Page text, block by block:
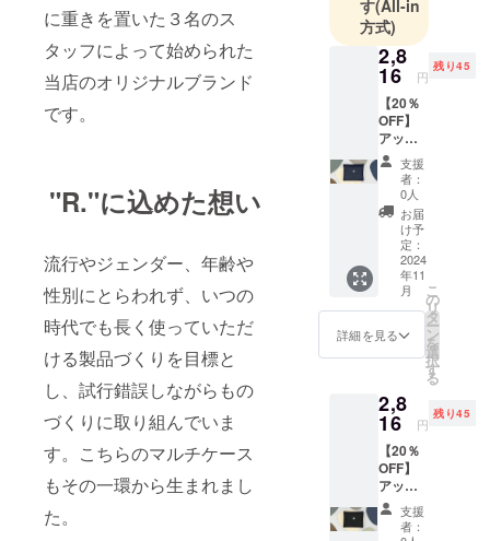
に重きを置いた３名のス
タッフによって始められた
当店のオリジナルブランド
です。
"R."に込めた想い
流行やジェンダー、年齢や
性別にとらわれず、いつの
時代でも長く使っていただ
ける製品づくりを目標と
し、試行錯誤しながらもの
づくりに取り組んでいま
す。こちらのマルチケース
もその一環から生まれまし
た。
す(All-in
方式)
2,8
16 円
残り45
【20％
OFF】
アップ
サイク
ルレ
ザーを
使用し
たマル
チケー
ス（ネ
ビー）
●先着45
様 /一般
販売予
定価格
の商品
を
20%OF
Fで購入
いただ
けま
す。 ＜
詳細＞
支援
者：
0人
お届
け予
定：
2024
年11
月
詳細を見る
こ
の
リ
タ
ー
ン
を
選
択
す
る
2,8
16 円
残り45
【20％
OFF】
アップ
サイク
ルレ支援
者：